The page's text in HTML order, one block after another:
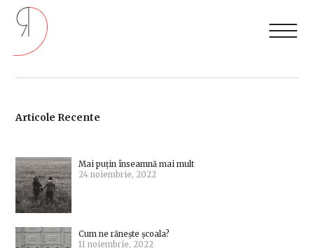
Articole Recente
Mai puțin înseamnă mai mult
24 noiembrie, 2022
Cum ne rănește școala?
11 noiembrie, 2022